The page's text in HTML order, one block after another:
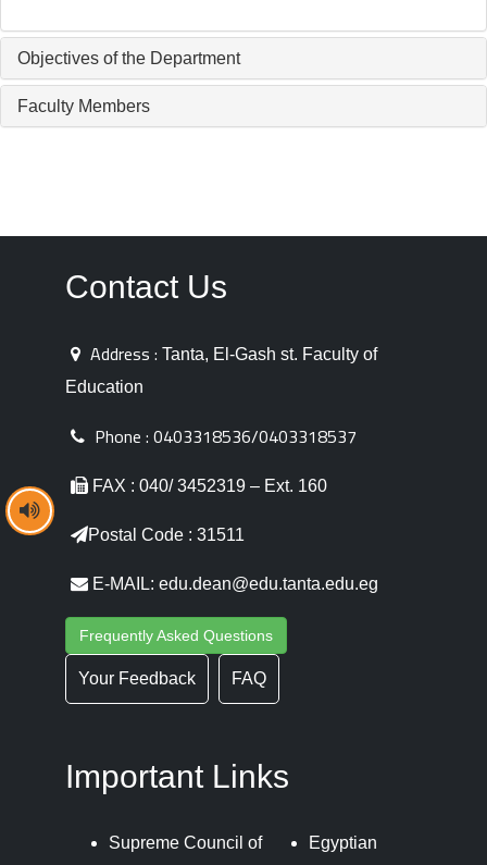
Objectives of the Department
Faculty Members
Contact Us
Address : Tanta, El-Gash st. Faculty of
Education
Phone :0403318536/0403318537
FAX : 040/ 3452319 – Ext. 160
Postal Code : 31511
E-MAIL: edu.dean@edu.tanta.edu.eg
Frequently Asked Questions
Your Feedback FAQ
Important Links
Supreme Council of
Egyptian